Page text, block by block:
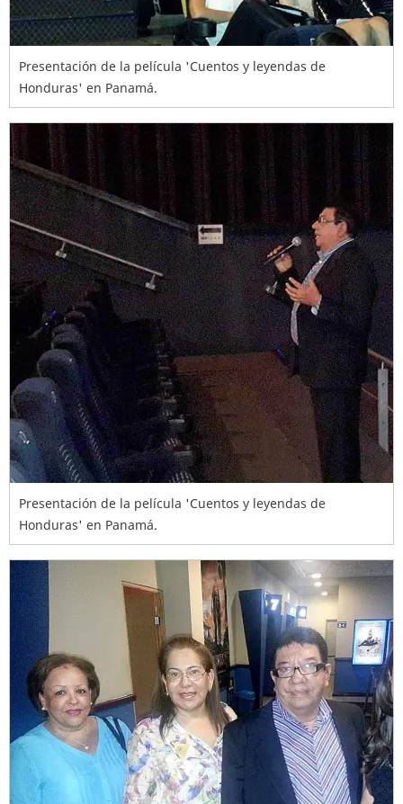
Presentación de la película 'Cuentos y leyendas de
Honduras' en Panamá.
Presentación de la película 'Cuentos y leyendas de
Honduras' en Panamá.